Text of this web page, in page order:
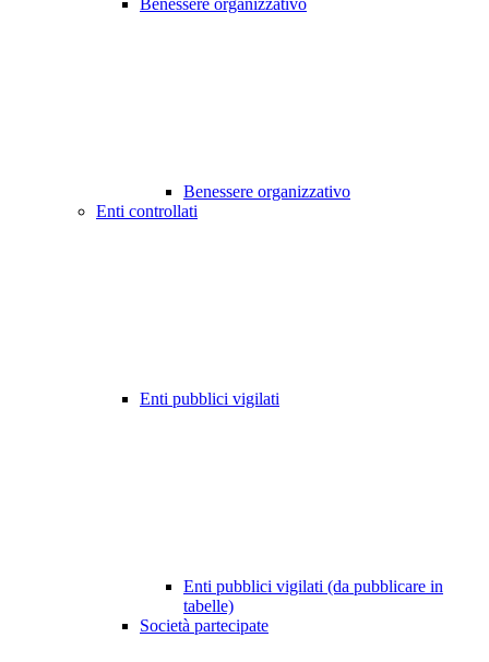
Benessere organizzativo
Benessere organizzativo
Enti controllati
Enti pubblici vigilati
Enti pubblici vigilati (da pubblicare in
tabelle)
Società partecipate